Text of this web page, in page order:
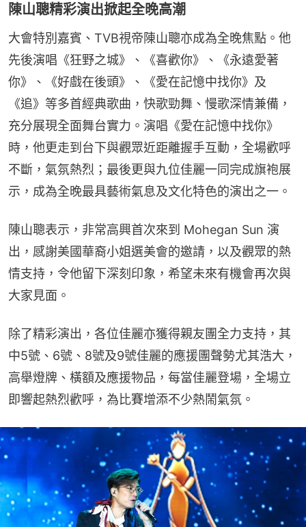
陳山聰精彩演出掀起全晚高潮
大會特別嘉賓、TVB視帝陳山聰亦成為全晚焦點。他
先後演唱《狂野之城》、《喜歡你》、《永遠愛著
你》、《好戲在後頭》、《愛在記憶中找你》及
《追》等多首經典歌曲，快歌勁舞、慢歌深情兼備，
充分展現全面舞台實力。演唱《愛在記憶中找你》
時，他更走到台下與觀眾近距離握手互動，全場歡呼
不斷，氣氛熱烈；最後更與九位佳麗一同完成旗袍展
示，成為全晚最具藝術氣息及文化特色的演出之一。
陳山聰表示，非常高興首次來到 Mohegan Sun 演
出，感謝美國華裔小姐選美會的邀請，以及觀眾的熱
情支持，令他留下深刻印象，希望未來有機會再次與
大家見面。
除了精彩演出，各位佳麗亦獲得親友團全力支持，其
中5號、6號、8號及9號佳麗的應援團聲勢尤其浩大，
高舉燈牌、橫額及應援物品，每當佳麗登場，全場立
即響起熱烈歡呼，為比賽增添不少熱鬧氣氛。